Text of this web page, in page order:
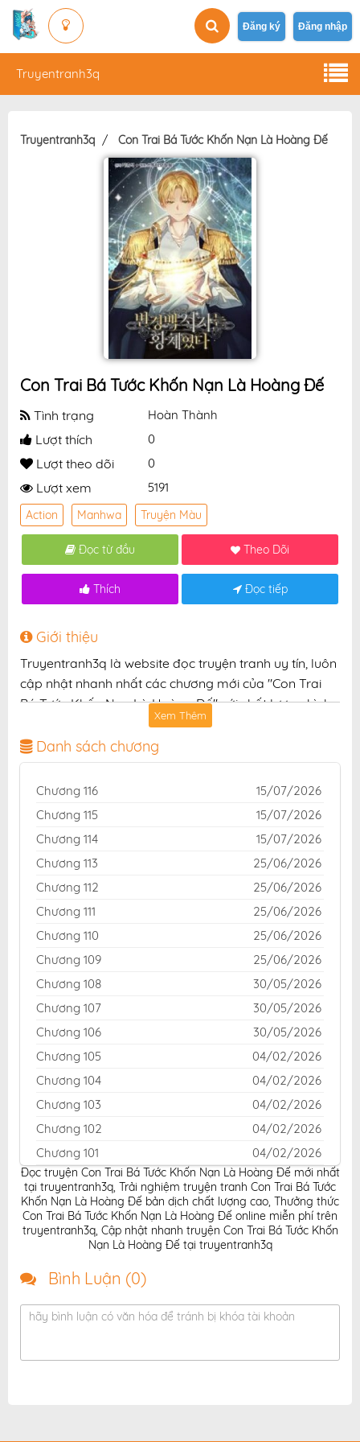
Đăng ký Đăng nhập
Truyentranh3q
Truyentranh3q Con Trai Bá Tước Khốn Nạn Là Hoàng Đế
Con Trai Bá Tước Khốn Nạn Là Hoàng Đế
Tình trạng Hoàn Thành
Lượt thích 0
Lượt theo dõi 0
Lượt xem 5191
Action Manhwa Truyện Màu
Đọc từ đầu Theo Dõi
Thích Đọc tiếp
Giới thiệu
Truyentranh3q là website đọc truyện tranh uy tín, luôn
cập nhật nhanh nhất các chương mới của "Con Trai
Bá Tước Khốn Nạn Là Hoàng Đế" với chất lượng hình
ảnh sắc nét, bản dịch chuẩn và giao diện thân thiện,
mang đến trải nghiệm đọc truyện hấp dẫn, tiện lợi,
hoàn toàn miễn phí cho độc giả yêu thích truyện tranh
online.
Xem Thêm
Danh sách chương
Chương 116
15/07/2026
Chương 115
15/07/2026
Chương 114
15/07/2026
Chương 113
25/06/2026
Chương 112
25/06/2026
Chương 111
25/06/2026
Chương 110
25/06/2026
Chương 109
25/06/2026
Chương 108
30/05/2026
Chương 107
30/05/2026
Chương 106
30/05/2026
Chương 105
04/02/2026
Chương 104
04/02/2026
Chương 103
04/02/2026
Chương 102
04/02/2026
Chương 101
04/02/2026
Chương 100
04/02/2026
Chương 99
04/02/2026
Chương 98
04/02/2026
Chương 97
04/02/2026
Chương 96
Chương 94
04/02/2026
Đọc truyện Con Trai Bá Tước Khốn Nạn Là Hoàng Đế mới nhất
tại truyentranh3q, Trải nghiệm truyện tranh Con Trai Bá Tước
Khốn Nạn Là Hoàng Đế bản dịch chất lượng cao, Thưởng thức
Con Trai Bá Tước Khốn Nạn Là Hoàng Đế online miễn phí trên
truyentranh3q, Cập nhật nhanh truyện Con Trai Bá Tước Khốn
Nạn Là Hoàng Đế tại truyentranh3q
Bình Luận (0)
hãy bình luận có văn hóa để tránh bị khóa tài khoản